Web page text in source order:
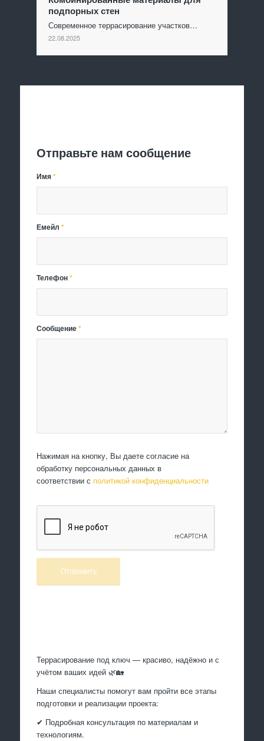
подпорных стен
Современное террасирование участков…
22.08.2025
Отправьте нам сообщение
Имя*
Емейл*
Телефон*
Сообщение*
Нажимая на кнопку, Вы даете согласие на
обработку персональных данных в
соответствии с политикой конфиденциальности
Террасирование под ключ — красиво, надёжно и с
учётом ваших идей 🌿🏡
Наши специалисты помогут вам пройти все этапы
подготовки и реализации проекта:
✔ Подробная консультация по материалам и
технологиям.